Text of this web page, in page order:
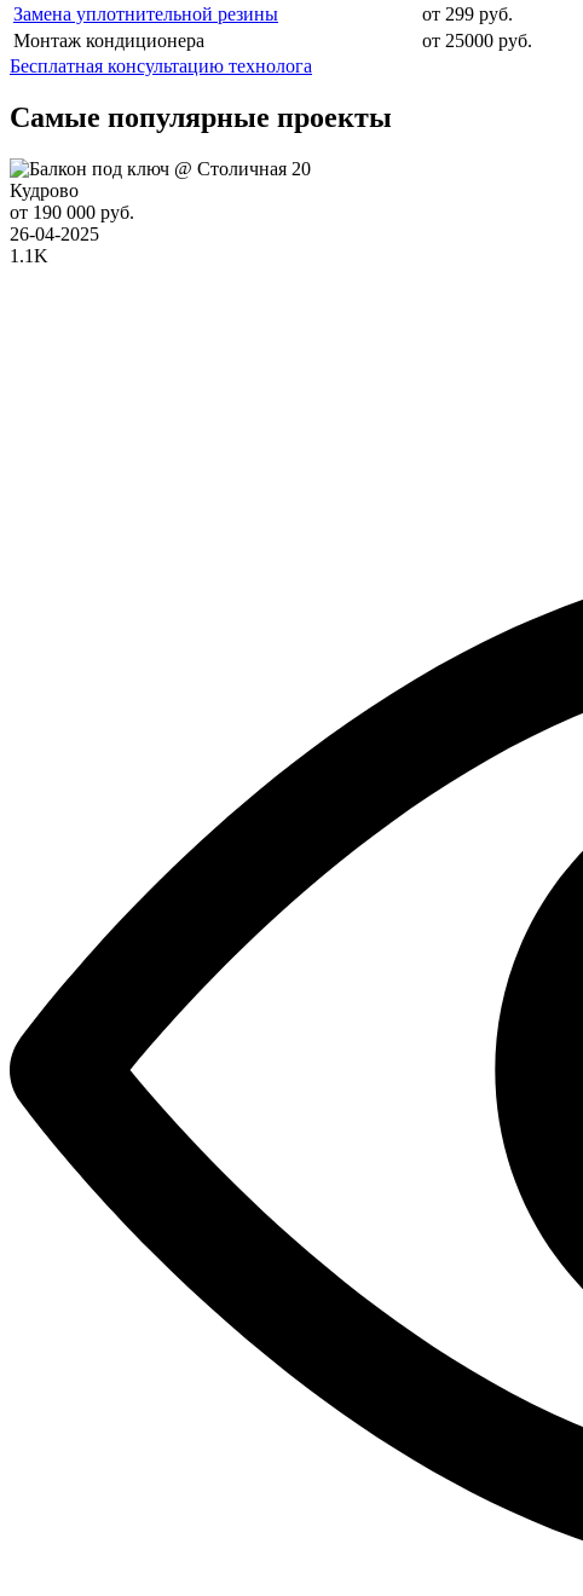
Замена уплотнительной резины
от 299 руб.
Монтаж кондиционера
от 25000 руб.
Бесплатная консультацию технолога
Самые популярные проекты
Кудрово
от 190 000 руб.
26-04-2025
1.1K